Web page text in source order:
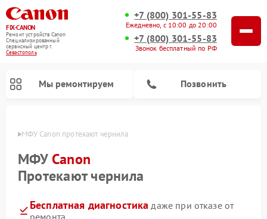
FIX-CANON
Ремонт устройств Canon
Специализированный
cервисный центр г.
Севастополь
+7 (800) 301-55-83
Ежедневно, с 10:00 до 20:00
+7 (800) 301-55-83
Звонок бесплатный по РФ
Мы ремонтируем Позвонить
МФУ Canon протекают чернила
МФУ Canon
Протекают чернила
Бесплатная диагностика даже при отказе от
ремонта